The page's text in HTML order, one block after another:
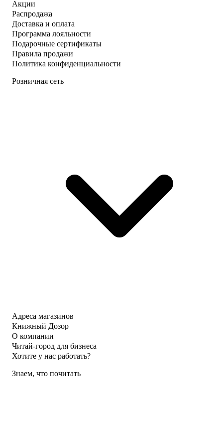
Акции
Распродажа
Доставка и оплата
Программа лояльности
Подарочные сертификаты
Правила продажи
Политика конфиденциальности
Розничная сеть
Адреса магазинов
Книжный Дозор
О компании
Читай-город для бизнеса
Хотите у нас работать?
Знаем, что почитать